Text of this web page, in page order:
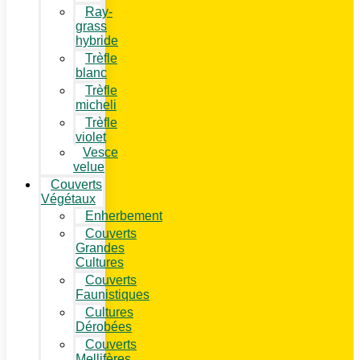
Ray-
grass
hybride
Trèfle
blanc
Trèfle
micheli
Trèfle
violet
Vesce
velue
Couverts
Végétaux
Enherbement
Couverts
Grandes
Cultures
Couverts
Faunistiques
Cultures
Dérobées
Couverts